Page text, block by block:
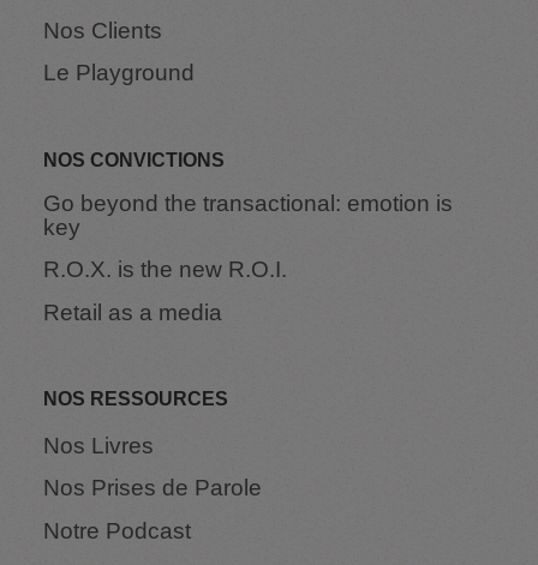
Nos Clients
Le Playground
NOS CONVICTIONS
Go beyond the transactional: emotion is
key
R.O.X. is the new R.O.I.
Retail as a media
NOS RESSOURCES
Nos Livres
Nos Prises de Parole
Notre Podcast